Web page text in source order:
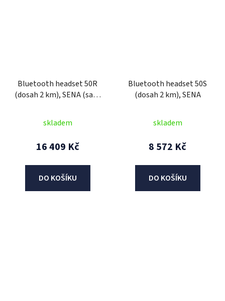
Bluetooth headset 50R
(dosah 2 km), SENA (sada
skladem
16 409 Kč
DO KOŠÍKU
Bluetooth headset 50S
(dosah 2 km), SENA
skladem
8 572 Kč
DO KOŠÍKU